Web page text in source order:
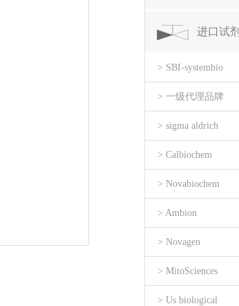
进口试剂
> SBI-systembio
> 一级代理品牌
> sigma aldrich
> Calbiochem
> Novabiochem
> Ambion
> Novagen
> MitoSciences
> Us biological